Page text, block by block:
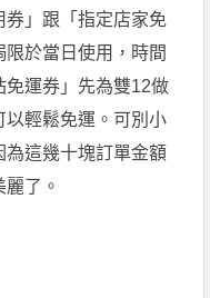
券」跟「指定店家免
於當日使用，時間
免運券」先為雙12做
以輕鬆免運。可別小
這幾十塊訂單金額
了。